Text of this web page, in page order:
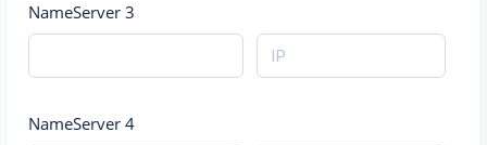
NameServer 3
NameServer 4